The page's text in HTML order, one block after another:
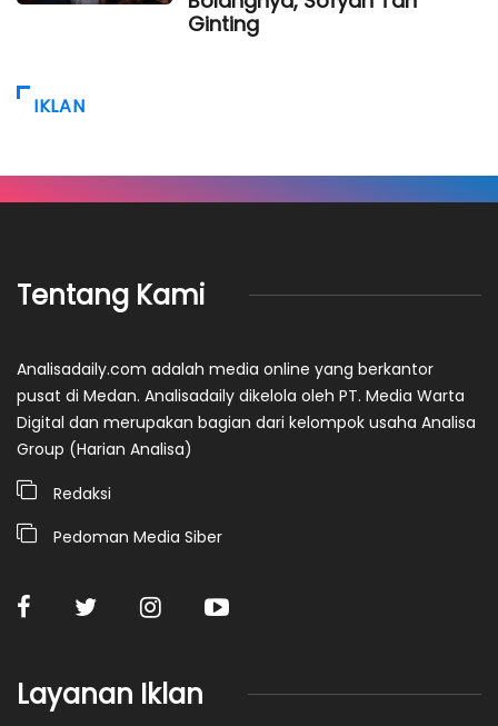
Ginting
IKLAN
Tentang Kami
Analisadaily.com adalah media online yang berkantor
pusat di Medan. Analisadaily dikelola oleh PT. Media Warta
Digital dan merupakan bagian dari kelompok usaha Analisa
Group (Harian Analisa)
Redaksi
Pedoman Media Siber
Layanan Iklan